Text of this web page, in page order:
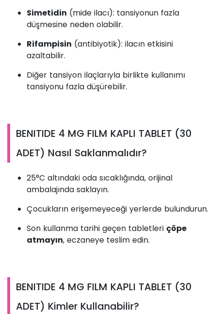
Simetidin (mide ilacı): tansiyonun fazla
düşmesine neden olabilir.
Rifampisin (antibiyotik): ilacın etkisini
azaltabilir.
Diğer tansiyon ilaçlarıyla birlikte kullanımı
tansiyonu fazla düşürebilir.
BENITIDE 4 MG FILM KAPLI TABLET (30
ADET) Nasıl Saklanmalıdır?
25°C altındaki oda sıcaklığında, orijinal
ambalajında saklayın.
Çocukların erişemeyeceği yerlerde bulundurun.
Son kullanma tarihi geçen tabletleri çöpe
atmayın, eczaneye teslim edin.
BENITIDE 4 MG FILM KAPLI TABLET (30
ADET) Kimler Kullanabilir?